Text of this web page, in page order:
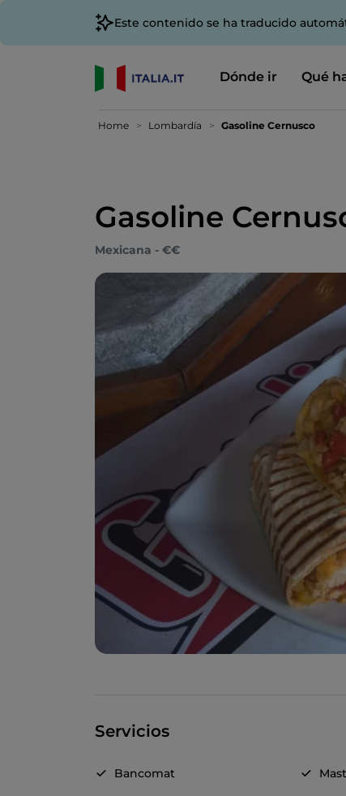
Este contenido se ha traducido
Dónde ir Qué
Home Lombardía Gasoline Cernusco
Gasoline
Mexicana - €€
Servicios
Bancomat